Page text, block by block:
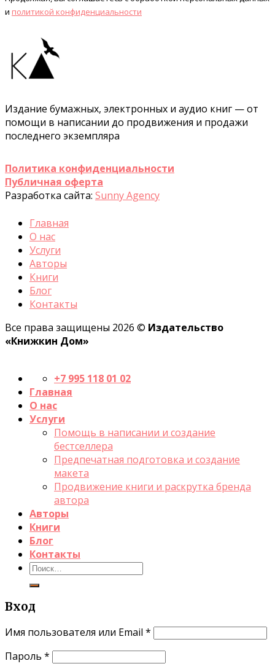
и политикой конфиденциальности
Издание бумажных, электронных и аудио книг — от
помощи в написании до продвижения и продажи
последнего экземпляра
Политика конфиденциальности
Публичная оферта
Разработка сайта: Sunny Agency
Главная
О нас
Услуги
Авторы
Книги
Блог
Контакты
Все права защищены 2026 © Издательство
«Книжкин Дом»
+7 995 118 01 02
Главная
О нас
Услуги
Помощь в написании и создание
бестселлера
Предпечатная подготовка и создание
макета
Продвижение книги и раскрутка бренда
автора
Авторы
Книги
Блог
Контакты
Искать:
Вход
Имя пользователя или Email *
Пароль *